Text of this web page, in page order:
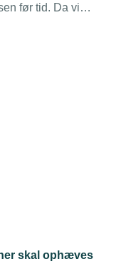
før tid. Da vi
skal ophæves